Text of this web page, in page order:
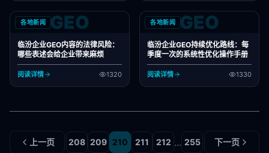
各地新闻 GEO
临汾企业GEO内容的法律风险：
哪些表述会给企业带来麻烦
阅读详情 1320
各地新闻 GEO
临汾企业GEO持续优化路线：每
季度一次的系统性优化操作手册
阅读详情 1330
上一页 208 209 210 211 212 ... 255 下一页